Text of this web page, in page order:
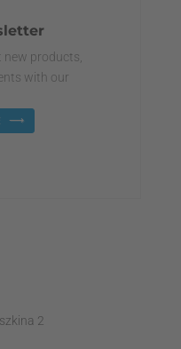
products,
with our
2